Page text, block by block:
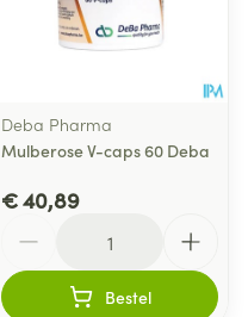
Deba Pharma
Mulberose V-caps 60 Deba
€ 40,89
Bestel